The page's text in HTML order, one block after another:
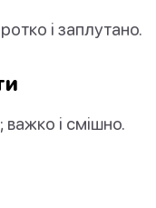
і заплутано.
важко і смішно.